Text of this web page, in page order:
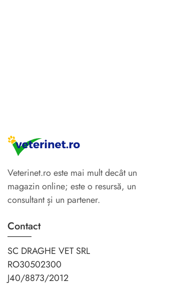
Veterinet.ro este mai mult decât un
magazin online; este o resursă, un
consultant și un partener.
Contact
SC DRAGHE VET SRL
RO30502300
J40/8873/2012